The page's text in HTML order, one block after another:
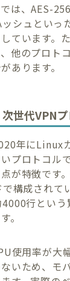
は、AES-
シュといっ
ています。
他のプロト
あります。
世代VPN
年にLinux
プロトコルで
が特徴です
構成されて
行という
。
使用率が大
いため、モ